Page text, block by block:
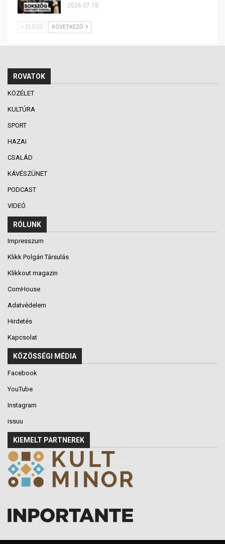
2026.07.18.
ELŐZŐ KÖVETKEZŐ
ROVATOK
KÖZÉLET
KULTÚRA
SPORT
HAZAI
CSALÁD
KÁVÉSZÜNET
PODCAST
VIDEÓ
RÓLUNK
Impresszum
Klikk Polgári Társulás
Klikkout magazin
CornHouse
Adatvédelem
Hirdetés
Kapcsolat
KÖZÖSSÉGI MÉDIA
Facebook
YouTube
Instagram
issuu
KIEMELT PARTNEREK